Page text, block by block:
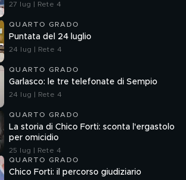
27 lug | Rete 4
QUARTO GRADO
Puntata del 24 luglio
24 lug | Rete 4
QUARTO GRADO
Garlasco: le tre telefonate di Sempio
24 lug | Rete 4
QUARTO GRADO
La storia di Chico Forti: sconta l'ergastolo
per omicidio
25 lug | Rete 4
QUARTO GRADO
Chico Forti: il percorso giudiziario